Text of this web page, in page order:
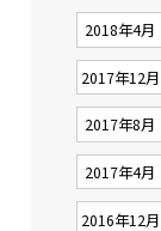
2018年4月
2017年12月
2017年8月
2017年4月
2016年12月